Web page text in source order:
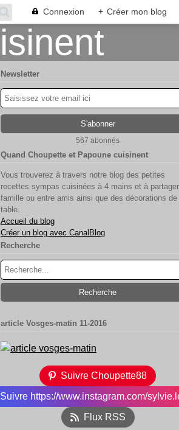
Connexion + Créer mon blog
Newsletter
567 abonnés
Quand Choupette et Papoune cuisinent
Vous trouverez à travers notre blog des petites
recettes sympas cuisinées à 4 mains et à
famille ou entre amis ainsi que des décorations de
table.
Accueil du blog
Créer un blog avec CanalBlog
Recherche
article Vosges-matin 11-2016
Suivre Choupette88
Suivre https://www.instagram.com/
Flux RSS